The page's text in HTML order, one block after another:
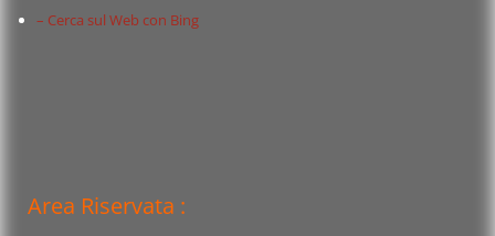
– Cerca sul Web con Bing
Area Riservata :